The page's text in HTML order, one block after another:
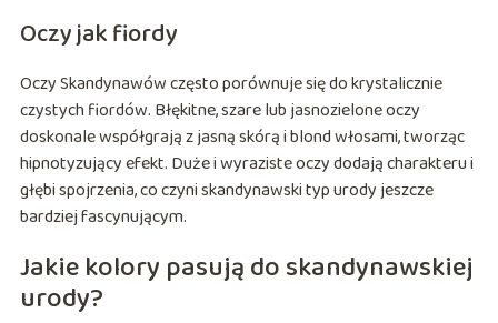
Oczy jak fiordy
Oczy Skandynawów często porównuje się do krystalicznie
czystych fiordów. Błękitne, szare lub jasnozielone oczy
doskonale współgrają z jasną skórą i blond włosami, tworząc
hipnotyzujący efekt. Duże i wyraziste oczy dodają charakteru i
głębi spojrzenia, co czyni skandynawski typ urody jeszcze
bardziej fascynującym.
Jakie kolory pasują do skandynawskiej
urody?